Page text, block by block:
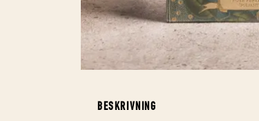
BESKRIVNING